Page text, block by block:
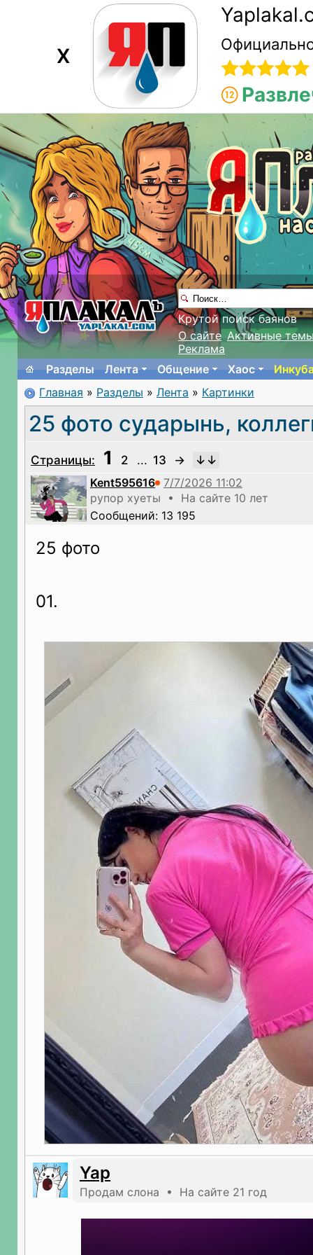
X
Крутой поиск баянов
О сайте Активные
Реклама
Разделы
Лента Общение Хаос
Главная » Разделы » Лента » Картинки
25 фото сударынь,
Страницы: 1 2 ... 13
→
Kent595616
рупор хуеты • На сайте 10 лет
Сообщений: 13 195
25 фото
01.
Yap
Продам слона • На сайте 21 год